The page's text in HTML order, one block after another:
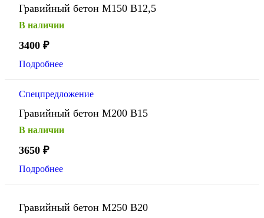
Гравийный бетон М150 В12,5
В наличии
3400 ₽
Подробнее
Спецпредложение
Гравийный бетон М200 В15
В наличии
3650 ₽
Подробнее
Гравийный бетон М250 В20